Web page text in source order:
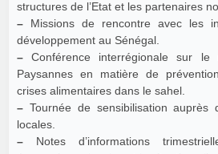
structures de l’Etat et les partenaires
– Missions de rencontre avec les
développement au Sénégal.
– Conférence interrégionale sur le
Paysannes en matière de
crises alimentaires dans le sahel.
– Tournée de sensibilisation auprès
locales.
– Notes d’informations